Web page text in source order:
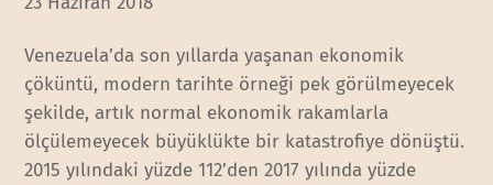
Venezuela’da son yıllarda yaşanan ekonomik
çöküntü, modern tarihte örneği pek görülmeyecek
şekilde, artık normal ekonomik rakamlarla
ölçülemeyecek büyüklükte bir katastrofiye dönüştü.
2015 yılındaki yüzde 112’den 2017 yılında yüzde